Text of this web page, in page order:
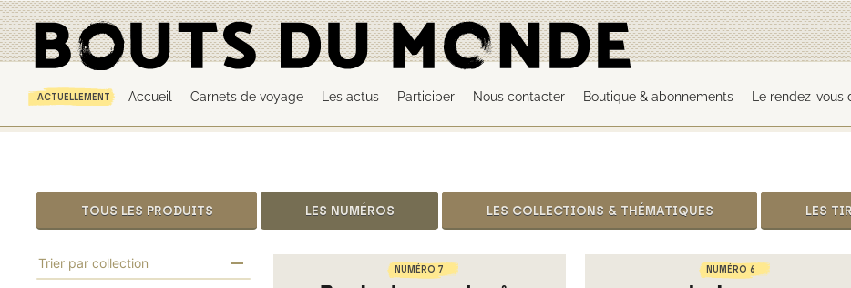
ACTUELLEMENT Accueil Carnets de voyage Les actus Participer Nous contacter Boutique & abonnements Le rendez-
TOUS LES PRODUITS LES NUMÉROS LES COLLECTIONS & THÉMATIQUES LES
Trier par collection NUMÉRO 7 NUMÉRO 6